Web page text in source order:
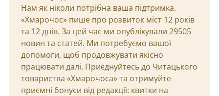
Нам як ніколи потрібна ваша підтримка.
«Хмарочос» пише про розвиток міст 12 років
та 12 днів. За цей час ми опублікували 29505
новин та статей. Ми потребуємо вашої
допомоги, щоб продовжувати якісно
працювати далі. Приєднуйтесь до Читацького
товариства «Хмарочоса» та отримуйте
приємні бонуси від редакції: квитки на